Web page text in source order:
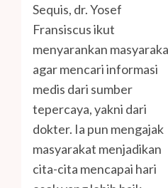
Sequis, dr. Yosef
Fransiscus ikut
menyarankan
agar mencari informasi
medis dari sumber
tepercaya, yakni dari
dokter. Ia pun mengajak
masyarakat menjadikan
cita-cita mencapai hari